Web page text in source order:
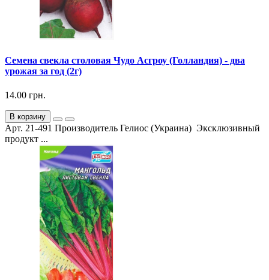
Семена свекла столовая Чудо Асгроу (Голландия) - два
урожая за год (2г)
14.00 грн.
В корзину
Арт. 21-491 Производитель Гелиос (Украина) Эксклюзивный
продукт ...